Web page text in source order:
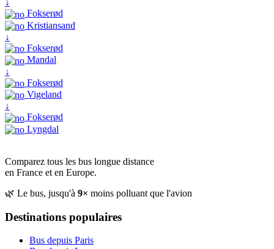
↓
Fokserød
Kristiansand
↓
Fokserød
Mandal
↓
Fokserød
Vigeland
↓
Fokserød
Lyngdal
Comparez tous les bus longue distance
en France et en Europe.
🌿 Le bus, jusqu'à 9× moins polluant que l'avion
Destinations populaires
Bus depuis Paris